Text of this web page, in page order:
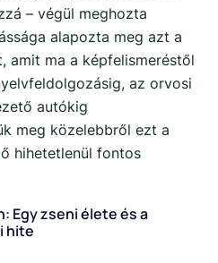
– végül meghozta
alapozta meg azt a
amit ma a képfelismeréstől
az orvosi
autókig
meg közelebbről ezt a
hihetetlenül fontos
Egy zseni élete és a
hite